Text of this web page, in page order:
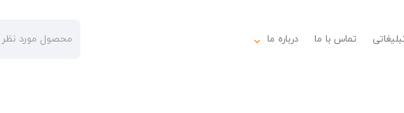
تماس با ما درباره ما